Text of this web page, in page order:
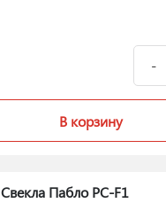
В корзину
Свекла Пабло РС-F1